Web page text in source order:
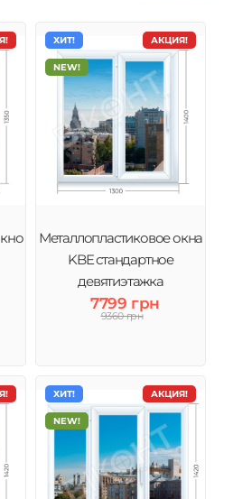
окна KBE
надежностью и
инновациями.
АКЦИЯ!
ХИТ!
NEW!
Металлопластиковое окна
KBE стандартное
девятиэтажка
7799 грн
9360 грн
АКЦИЯ!
ХИТ!
NEW!